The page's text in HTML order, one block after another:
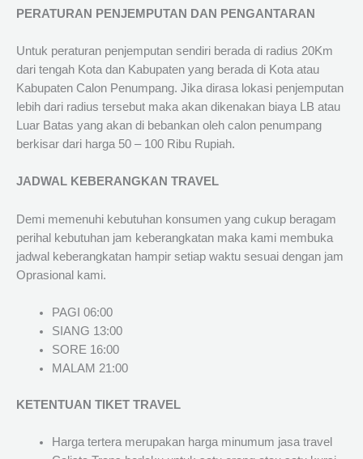
PERATURAN PENJEMPUTAN DAN PENGANTARAN
Untuk peraturan penjemputan sendiri berada di radius 20Km
dari tengah Kota dan Kabupaten yang berada di Kota atau
Kabupaten Calon Penumpang. Jika dirasa lokasi penjemputan
lebih dari radius tersebut maka akan dikenakan biaya LB atau
Luar Batas yang akan di bebankan oleh calon penumpang
berkisar dari harga 50 – 100 Ribu Rupiah.
JADWAL KEBERANGKAN TRAVEL
Demi memenuhi kebutuhan konsumen yang cukup beragam
perihal kebutuhan jam keberangkatan maka kami membuka
jadwal keberangkatan hampir setiap waktu sesuai dengan jam
Oprasional kami.
PAGI 06:00
SIANG 13:00
SORE 16:00
MALAM 21:00
KETENTUAN TIKET TRAVEL
Harga tertera merupakan harga minumum jasa travel